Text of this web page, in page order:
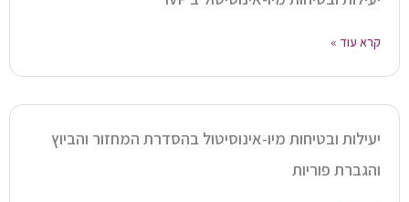
קרא עוד »
יעילות ובטיחות מיו-אינוסיטול בהסדרת המחזור והביוץ
והגברת פוריות